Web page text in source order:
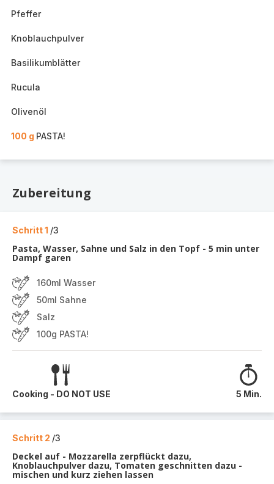
Pfeffer
Knoblauchpulver
Basilikumblätter
Rucula
Olivenöl
100 g PASTA!
Zubereitung
Schritt 1 /3
Pasta, Wasser, Sahne und Salz in den Topf - 5 min unter
Dampf garen
160ml Wasser
50ml Sahne
Salz
100g PASTA!
Cooking - DO NOT USE 5 Min.
Schritt 2 /3
Deckel auf - Mozzarella zerpflückt dazu,
Knoblauchpulver dazu, Tomaten geschnitten dazu -
mischen und kurz ziehen lassen